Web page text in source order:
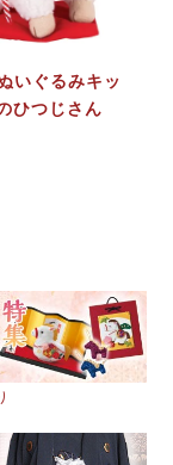
いぐるみキッ
ひつじさん